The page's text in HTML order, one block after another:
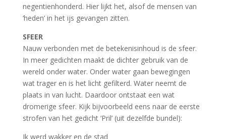
negentienhonderd. Hier lijkt het, alsof de mensen van
‘heden’ in het ijs gevangen zitten.
SFEER
Nauw verbonden met de betekenisinhoud is de sfeer.
In meer gedichten maakt de dichter gebruik van de
wereld onder water. Onder water gaan bewegingen
wat trager en is het licht gefilterd. Water neemt de
plaats in van lucht. Daardoor ontstaat een wat
dromerige sfeer. Kijk bijvoorbeeld eens naar de eerste
strofen van het gedicht ‘Pril’ (uit dezelfde bundel):
Ik werd wakker en de stad